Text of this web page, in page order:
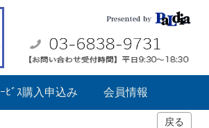
ﾋﾞｽ購入申込み 会員情報
戻る